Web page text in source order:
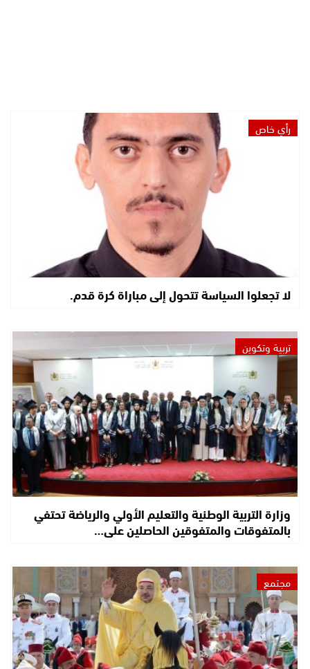
رأي خاص
لا تجعلوا السياسة تتحول إلى مباراة كرة قدم.
تربية وتكوين
وزارة التربية الوطنية والتعليم الأولي والرياضة تحتفي
بالمتفوقات والمتفوقين الحاصلين على…
مجتمع